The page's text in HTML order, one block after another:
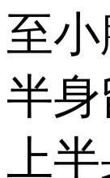
至
半身
上